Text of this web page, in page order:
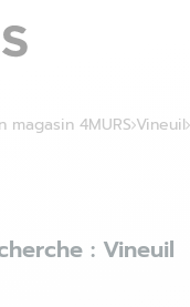
magasin 4MURS Vineuil
: Vineuil